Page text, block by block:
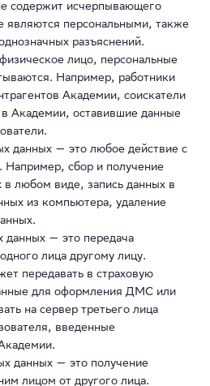
содержит исчерпывающего
являются персональными, также
разъяснений.
лицо, персональные
Например, работники
Академии, соискатели
Академии, оставившие данные
данных — это любое действие с
Например, сбор и получение
в любом виде, запись данных в
из компьютера, удаление
данных — это передача
лица другому лицу.
передавать в страховую
для оформления ДМС или
на сервер третьего лица
введенные
данных — это получение
лицом от другого лица.